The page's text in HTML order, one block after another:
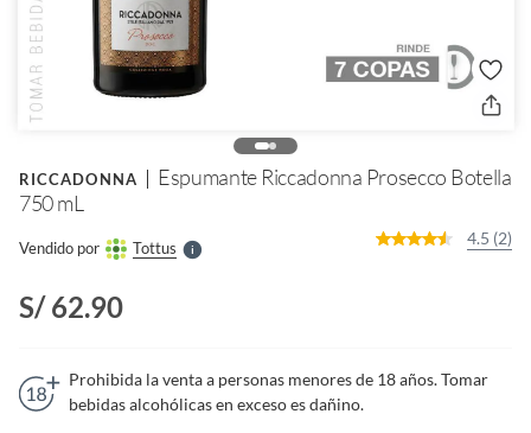
RICCADONNA
Espumante Riccadonna Prosecco Botella
750 mL
Vendido por TottusS
l
e
f
4.5 (2)
S/ 62.90
Prohibida la venta a personas menores de 18 años. Tomar
bebidas alcohólicas en exceso es dañino.